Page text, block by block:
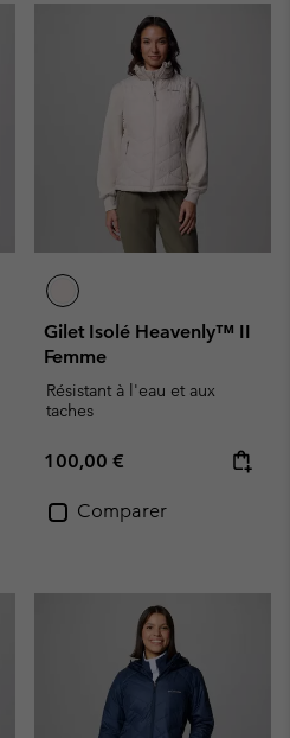
Gilet Isolé Heavenly™ II
Femme
Résistant à l'eau et aux
taches
Regular price:
100,00 €
Comparer